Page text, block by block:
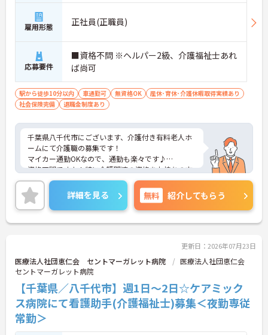
雇用形態 正社員(正職員)
応募要件
■資格不問 ※ヘルパー2級、介護福祉士あれ
ば尚可
駅から徒歩10分以内 車通勤可 無資格OK
産休･育休･介護休暇取得実績あり
社会保険完備
退職金制度あり
千葉県八千代市にございます、介護付き有料老人ホ
ームにて介護職の募集です！
マイカー通勤OKなので、通勤も楽々です♪
資格不問ですよ！特に介護関連の資格をお持ちの方
は、活躍できる場面が沢山ございます。
ご興味のある方は、マイナビ介護職までお問い合わ
せください。
詳細を見る 無料 紹介してもらう
更新日：2026年07月23日
医療法人社団恵仁会 セントマーガレット病院
医療法人社団恵仁会
セントマーガレット病院
【千葉県／八千代市】週1日～2日☆ケアミック
ス病院にて看護助手(介護福祉士)募集＜夜勤専従
常勤＞